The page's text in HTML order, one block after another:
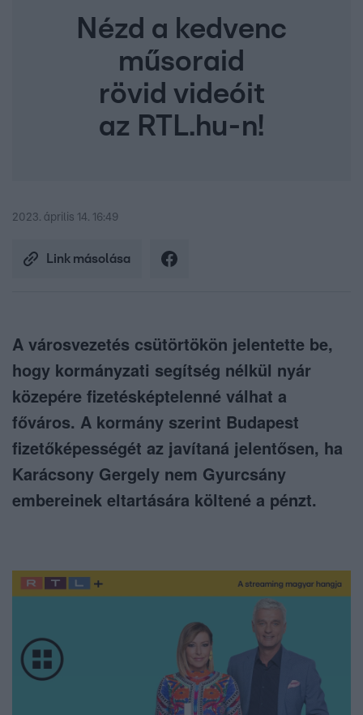
Nézd a kedvenc
műsoraid
rövid videóit
az RTL.hu-n!
2023. április 14. 16:49
Link másolása
A városvezetés csütörtökön jelentette be,
hogy kormányzati segítség nélkül nyár
közepére fizetésképtelenné válhat a
főváros. A kormány szerint Budapest
fizetőképességét az javítaná jelentősen, ha
Karácsony Gergely nem Gyurcsány
embereinek eltartására költené a pénzt.